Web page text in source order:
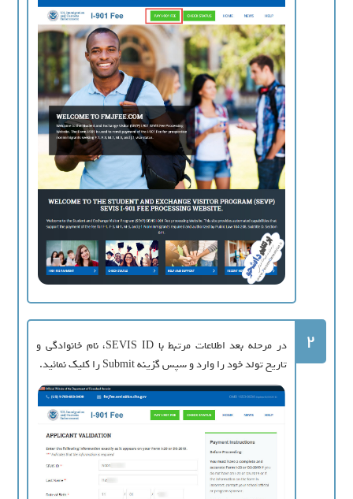
2
در مرحله بعد اطلاعات مرتبط با SEVIS ID، نام خانوادگی و
تاریخ تولد خود را وارد و سپس گزینه Submit را کلیک نمائید.